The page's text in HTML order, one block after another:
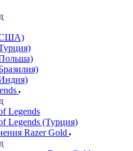
Legends
Legends (Турция)
Razer Gold